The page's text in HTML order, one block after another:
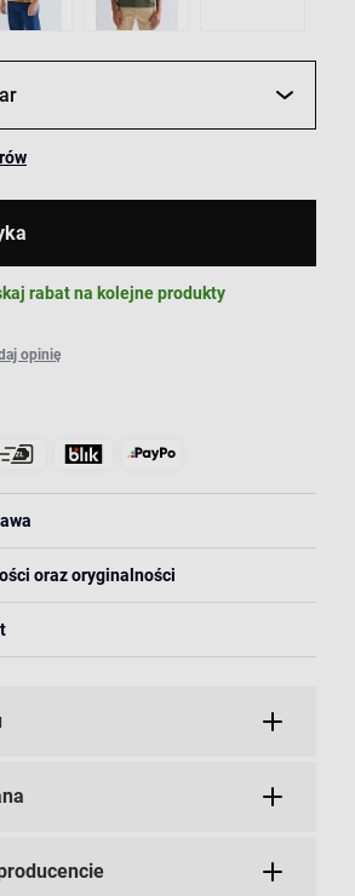
rabat na kolejne produkty
opinię
oraz oryginalności